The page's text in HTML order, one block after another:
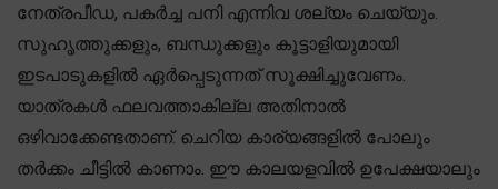
നേത്രപീഡ, പകർച്ച പനി എന്നിവ ശല്യം ചെയ്യും.
സുഹൃത്തുക്കളും, ബന്ധുക്കളും കൂട്ടാളിയുമായി
ഇടപാടുകളിൽ ഏർപ്പെടുന്നത് സൂക്ഷിച്ചുവേണം.
യാത്രകൾ ഫലവത്താകില്ല അതിനാൽ
ഒഴിവാക്കേണ്ടതാണ്. ചെറിയ കാര്യങ്ങളിൽ പോലും
തർക്കം ചീട്ടിൽ കാണാം. ഈ കാലയളവിൽ ഉപേക്ഷയാലും